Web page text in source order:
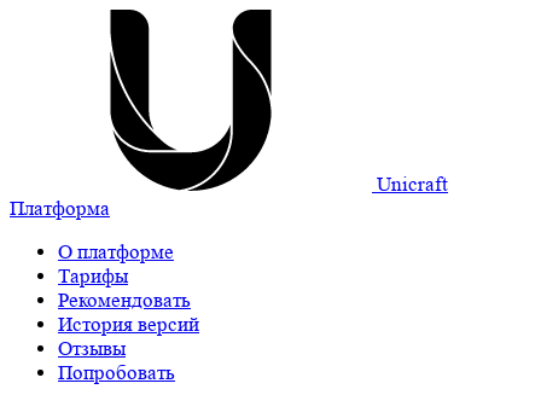
Unicraft
Платформа
О платформе
Тарифы
Рекомендовать
История версий
Отзывы
Попробовать